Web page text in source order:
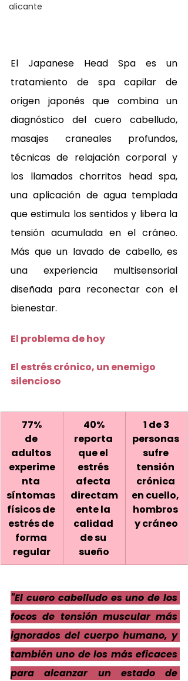
alicante
El Japanese Head Spa es un
tratamiento de spa capilar de
origen japonés que combina un
diagnóstico del cuero cabelludo,
masajes craneales profundos,
técnicas de relajación corporal y
los llamados chorritos head spa,
una aplicación de agua templada
que estimula los sentidos y libera la
tensión acumulada en el cráneo.
Más que un lavado de cabello, es
una experiencia multisensorial
diseñada para reconectar con el
bienestar.
El problema de hoy
El estrés crónico, un enemigo
silencioso
77%
de
adultos
experime
nta
síntomas
físicos de
estrés de
forma
regular
40%
reporta
que el
estrés
afecta
directam
ente la
calidad
de su
sueño
1 de 3
personas
sufre
tensión
crónica
en cuello,
hombros
y cráneo
"El cuero cabelludo es uno de los
focos de tensión muscular más
ignorados del cuerpo humano, y
también uno de los más eficaces
para alcanzar un estado de